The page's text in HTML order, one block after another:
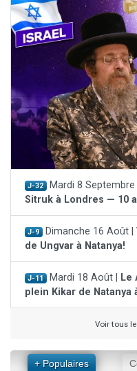
J-32 Mardi 8 Septembre |
Sitruk à Londres — 10
J-9 Dimanche 16 Août |
de Ungvar à Natanya!
J-11 Mardi 18 Août |
Le
plein Kikar de Natanya
Voir tous
+ Populaires